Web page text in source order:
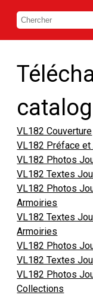
VL182 Couverture
VL182 Préface et
VL182 Photos
VL182 Textes
VL182 Photos
Armoiries
VL182 Textes
Armoiries
VL182 Photos
VL182 Textes
VL182 Photos
Collections